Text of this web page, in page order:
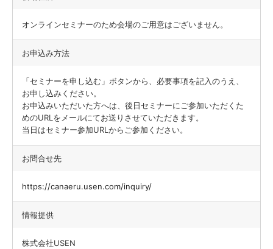
オンラインセミナーのため会場のご用意はございません。
お申込み方法
「セミナーを申し込む」ボタンから、必要事項を記入のうえ、
お申し込みください。
お申込みいただいた方へは、後日セミナーにご参加いただくた
めのURLをメールにてお送りさせていただきます。
当日はセミナー参加URLからご参加ください。
お問合せ先
https://canaeru.usen.com/inquiry/
情報提供
株式会社USEN